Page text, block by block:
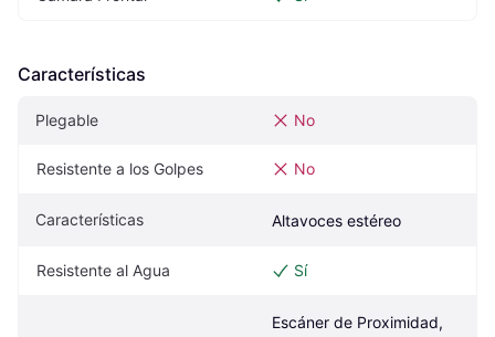
Características
Plegable No
Resistente a los Golpes No
Características Altavoces estéreo
Resistente al Agua Sí
Escáner de Proximidad,